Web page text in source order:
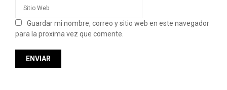
Guardar mi nombre, correo y sitio web en este navegador
para la proxima vez que comente.